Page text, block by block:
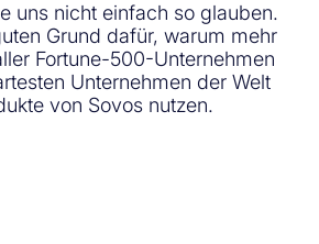
uns nicht einfach so glauben.
Grund dafür, warum mehr
Fortune-500-Unternehmen
Unternehmen der Welt
von Sovos nutzen.